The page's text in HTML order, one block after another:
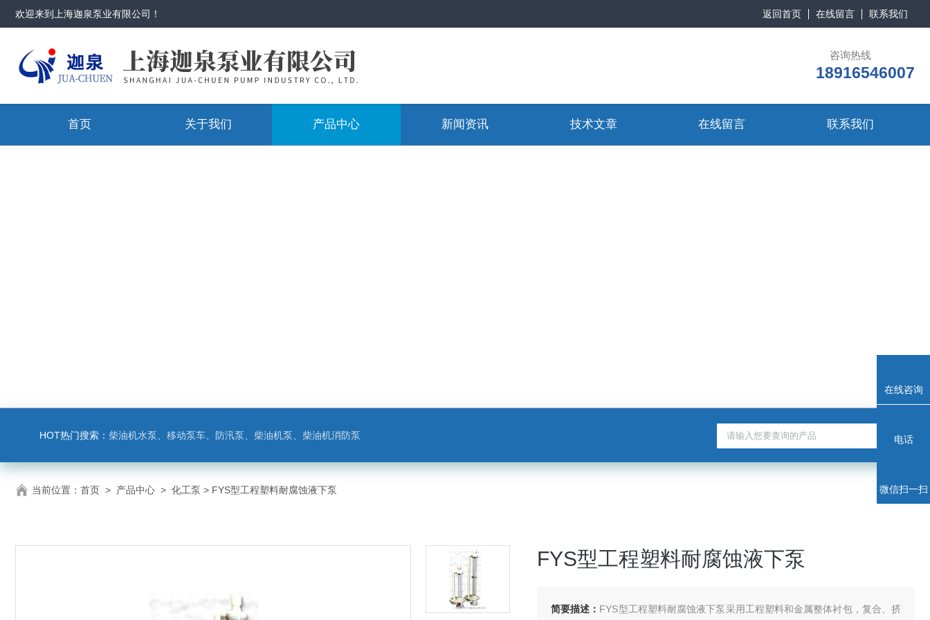
欢迎来到 上海迦泉泵业有限公司 ！ 返回首页 在线留言 联系我们
咨询热线
18916546007
首页 关于我们 产品中心 新闻资讯 技术文章 在线留言 联系我们
HOT热门搜索： 柴油机水泵、移动泵车、防汛泵、柴油机泵、柴油机消防泵
当前位置： 首页 > 产品中心 > 化工泵 > FYS型工程塑料耐腐蚀液下泵
FYS型工程塑料耐腐蚀液下泵
简要描述： FYS型工程塑料耐腐蚀液下泵采用工程塑料和金属整体衬包，复合、挤
在线咨询
电话
微信扫一扫